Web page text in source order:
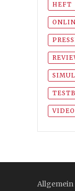
HEFT
VIDEO
Allgemein